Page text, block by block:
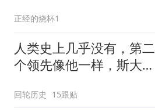
正经的烧杯1
人类史上几乎没有，第二
个领先像他一样，斯大林
回轮历史 15跟贴